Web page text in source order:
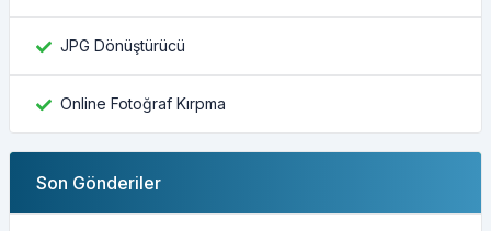
JPG Dönüştürücü
Online Fotoğraf Kırpma
Son Gönderiler